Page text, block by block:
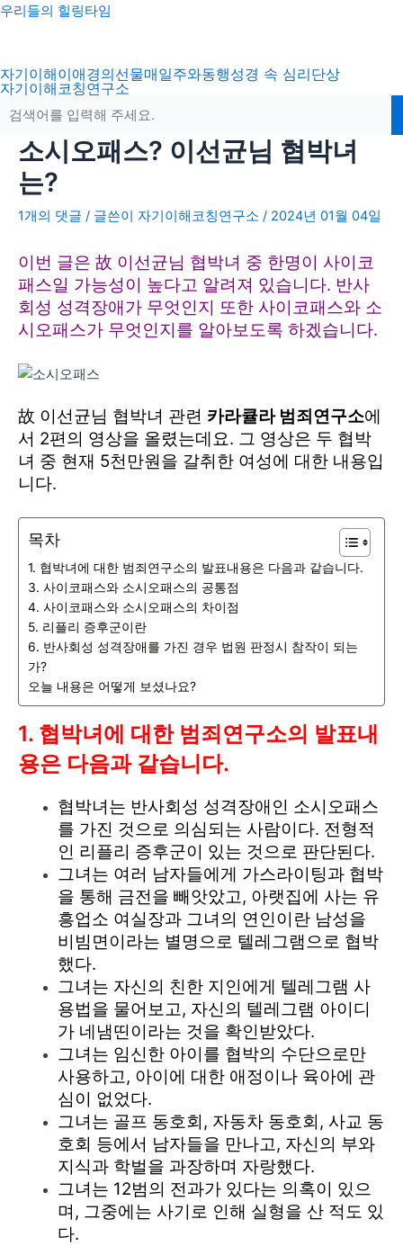
콘
로
건
너
우리들의 힐링타임
자기이해이애경의선물매일주와동행성경 속 심리단상
자기이해코칭연구소
소시오패스? 이선균님 협박녀
는?
1개의 댓글 / 글쓴이 자기이해코칭연구소 / 2024년 01월 04일
이번 글은 故 이선균님 협박녀 중 한명이 사이코
패스일 가능성이 높다고 알려져 있습니다. 반사
회성 성격장애가 무엇인지 또한 사이코패스와 소
시오패스가 무엇인지를 알아보도록 하겠습니다.
故 이선균님 협박녀 관련 카라큘라 범죄연구소에
서 2편의 영상을 올렸는데요. 그 영상은 두 협박
녀 중 현재 5천만원을 갈취한 여성에 대한 내용입
니다.
목차
1. 협박녀에 대한 범죄연구소의 발표내용은 다음과 같습니다.
3. 사이코패스와 소시오패스의 공통점
4. 사이코패스와 소시오패스의 차이점
5. 리플리 증후군이란
6. 반사회성 성격장애를 가진 경우 법원 판정시 참작이 되는
가?
오늘 내용은 어떻게 보셨나요?
1. 협박녀에 대한 범죄연구소의 발표내
용은 다음과 같습니다.
협박녀는 반사회성 성격장애인 소시오패스
를 가진 것으로 의심되는 사람이다. 전형적
인 리플리 증후군이 있는 것으로 판단된다.
그녀는 여러 남자들에게 가스라이팅과 협박
을 통해 금전을 빼앗았고, 아랫집에 사는 유
흥업소 여실장과 그녀의 연인이란 남성을
비빔면이라는 별명으로 텔레그램으로 협박
했다.
그녀는 자신의 친한 지인에게 텔레그램 사
용법을 물어보고, 자신의 텔레그램 아이디
가 네냄띤이라는 것을 확인받았다.
그녀는 임신한 아이를 협박의 수단으로만
사용하고, 아이에 대한 애정이나 육아에 관
심이 없었다.
그녀는 골프 동호회, 자동차 동호회, 사교 동
호회 등에서 남자들을 만나고, 자신의 부와
지식과 학벌을 과장하며 자랑했다.
그녀는 12범의 전과가 있다는 의혹이 있으
며, 그중에는 사기로 인해 실형을 산 적도 있
다.
포
탐
색